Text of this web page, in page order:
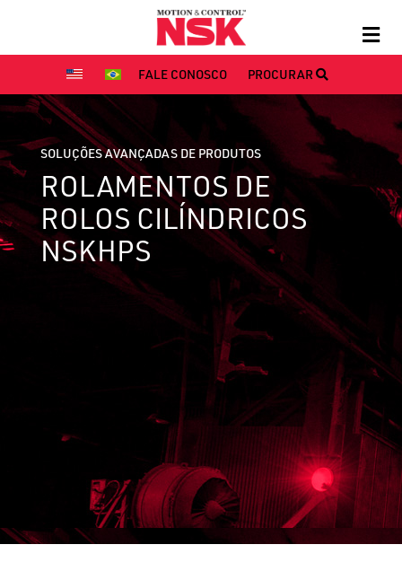
FALE CONOSCO PROCURAR
SOLUÇÕES AVANÇADAS DE PRODUTOS
ROLAMENTOS DE
ROLOS CILÍNDRICOS
NSKHPS